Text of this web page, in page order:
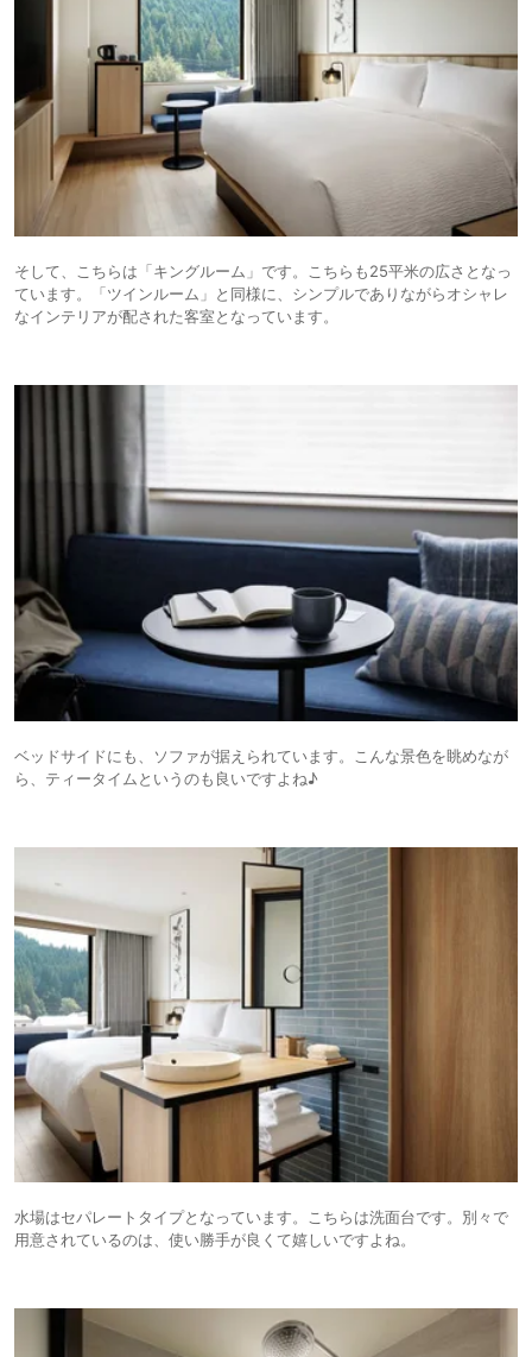
そして、こちらは「キングルーム」です。こちらも25平米の広さとなっ
ています。「ツインルーム」と同様に、シンプルでありながらオシャレ
なインテリアが配された客室となっています。
ベッドサイドにも、ソファが据えられています。こんな景色を眺めなが
ら、ティータイムというのも良いですよね♪
水場はセパレートタイプとなっています。こちらは洗面台です。別々で
用意されているのは、使い勝手が良くて嬉しいですよね。